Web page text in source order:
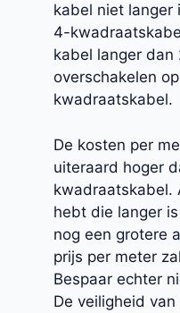
kabel niet langer
4-
kabel langer dan
overschakelen
kwadraatskabel.
De kosten per
uiteraard hoger
kwadraatskabel.
hebt die langer
nog een grotere
prijs per meter
Bespaar echter
De veiligheid